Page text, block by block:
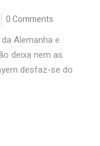
0 Comments
Alemanha e
deixa nem as
desfaz-se do